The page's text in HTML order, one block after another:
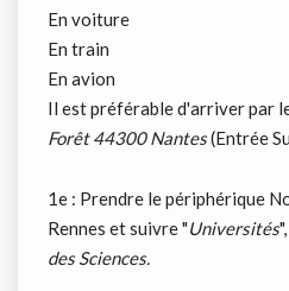
En voiture
En train
En avion
Il est préférable d'arriver par
Forêt 44300 Nantes(Entrée
1e : Prendre le périphérique
Rennes et suivre "Universités
des Sciences.